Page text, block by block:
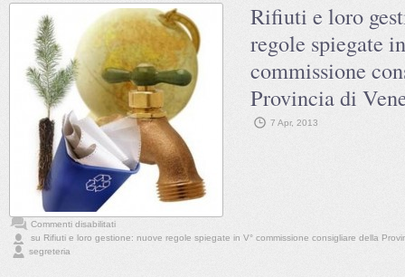
Rifiuti e loro
regole spiegate
commissione
Provincia di
7 Apr, 2013
Commenti disabilitati
su Rifiuti e loro gestione: nuove regole spiegate in V° commissione consigliare della
segreteria